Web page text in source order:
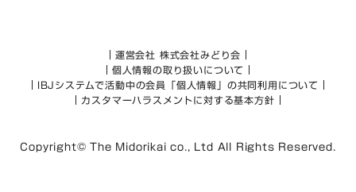
運営会社 株式会社みどり会
個人情報の取り扱いについて
IBJシステムで活動中の会員「個人情報」の共同利用について
カスタマーハラスメントに対する基本方針
Copyright© The Midorikai co., Ltd All Rights Reserved.